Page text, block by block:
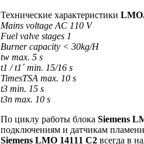
Технические характеристики
Mains voltage AC 110 V
Fuel valve stages 1
Burner capacity < 30kg/H
tw max. 5 s
t1 / t1´ min. 15/16 s
TimesTSA max. 10 s
t3 min. 15 s
t3n max. 10 s
По циклу работы блока Siemens
подключениям и датчикам
Siemens LMO 14111 C2 всегда в